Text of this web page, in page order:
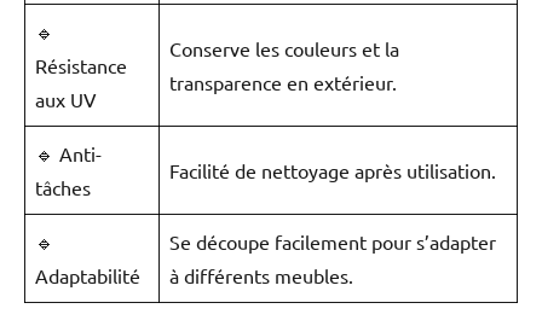
🔹
Résistance
aux UV
Conserve les couleurs et la
transparence en extérieur.
🔹 Anti-
tâches
Facilité de nettoyage après utilisation.
🔹
Adaptabilité
Se découpe facilement pour s’adapter
à différents meubles.